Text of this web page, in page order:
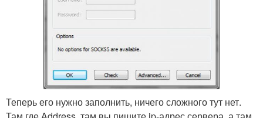
Теперь его нужно заполнить, ничего сложного тут нет.